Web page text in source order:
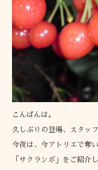
こんばんは。
久しぶりの登場、スタッフ
今夜は、今アトリエで奪
「サクランボ」をご紹介